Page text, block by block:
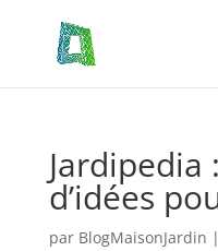
d’idées
par BlogMaisonJardin |